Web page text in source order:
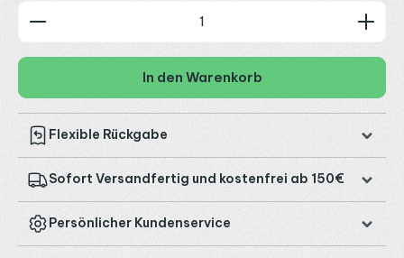
Produkt Anzahl: Gib den gewünschten Wert ein
In den Warenkorb
Flexible Rückgabe
Sofort Versandfertig und kostenfrei ab 150€
Persönlicher Kundenservice